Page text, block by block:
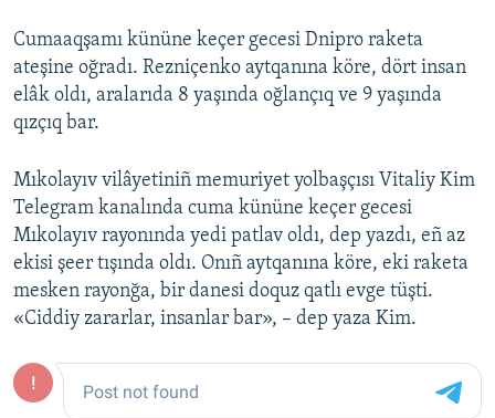
Cumaaqşamı kününe keçer gecesi Dnipro raketa
ateşine oğradı. Rezniçenko aytqanına köre, dört insan
elâk oldı, aralarıda 8 yaşında oğlançıq ve 9 yaşında
qızçıq bar.
Mıkolayıv vilâyetiniñ memuriyet yolbaşçısı Vitaliy Kim
Telegram kanalında cuma kününe keçer gecesi
Mıkolayıv rayonında yedi patlav oldı, dep yazdı, eñ az
ekisi şeer tışında oldı. Onıñ aytqanına köre, eki raketa
mesken rayonğa, bir danesi doquz qatlı evge tüşti.
«Ciddiy zararlar, insanlar bar», – dep yaza Kim.